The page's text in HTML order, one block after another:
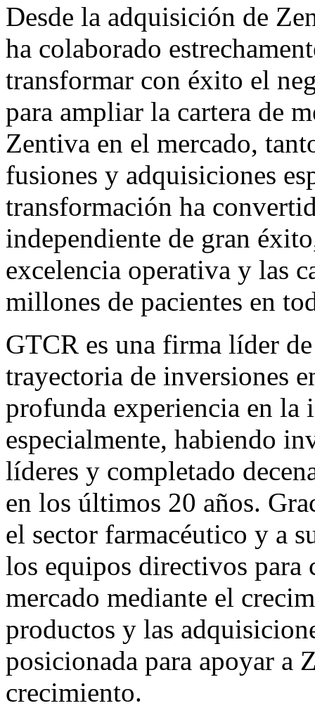
Desde la adquisición de
ha colaborado
transformar con éxito el
para ampliar la cartera de
Zentiva en el mercado,
fusiones y adquisiciones
transformación ha
independiente de gran
excelencia operativa y las
millones de pacientes en
GTCR es una firma líder
trayectoria de inversiones
profunda experiencia en la
especialmente, habiendo
líderes y completado
en los últimos 20 años.
el sector farmacéutico y a
los equipos directivos para
mercado mediante el
productos y las
posicionada para apoyar a
crecimiento.